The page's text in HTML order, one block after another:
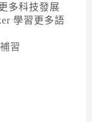
多科技發展
學習更多語
習